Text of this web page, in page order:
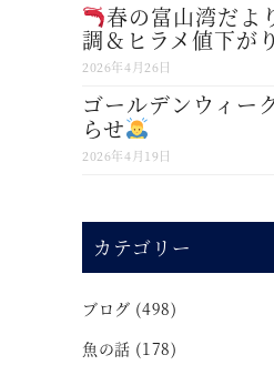
春の富山湾だよ
調＆ヒラメ値下が
2026年4月26日
ゴールデンウィー
らせ
2026年4月19日
カテゴリー
ブログ (498)
魚の話 (178)